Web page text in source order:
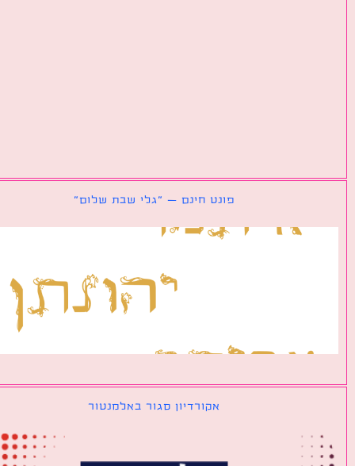
פונט חינם – ״גלי שבת שלום״
אקורדיון סגור באלמנטור